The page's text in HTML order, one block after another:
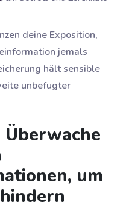
deine Exposition,
jemals
hält sensible
unbefugter
Überwache
um